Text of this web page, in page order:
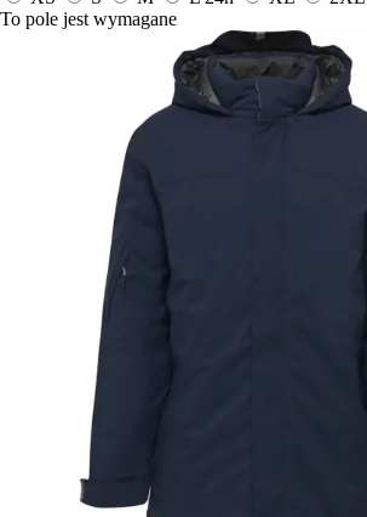
To pole jest wymagane